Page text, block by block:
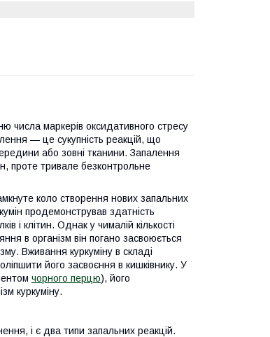
числа маркерів оксидативного стресу
— це сукупність реакцій, що
або зовні тканини. Запалення
проте тривале безконтрольне
коло створення нових запальних
продемонстрував здатність
і клітин. Однак у чималій кількості
в організм він погано засвоюється
Вживання куркуміну в складі
його засвоєння в кишківнику. У
чорного перцю), його
куркуміну.
і є два типи запальних реакцій.